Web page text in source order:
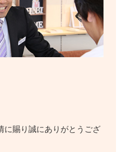
に賜り誠にありがとうござ